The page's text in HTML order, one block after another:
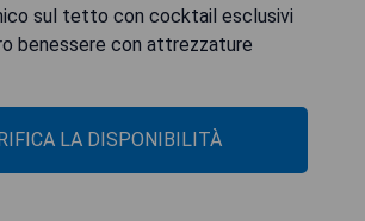
sul tetto con cocktail esclusivi
benessere con attrezzature
LA DISPONIBILITÀ